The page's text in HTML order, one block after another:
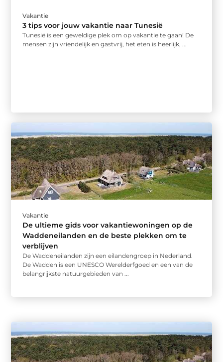
Vakantie
3 tips voor jouw vakantie naar Tunesië
Tunesië is een geweldige plek om op vakantie te gaan! De
mensen zijn vriendelijk en gastvrij, het eten is heerlijk, ...
Vakantie
De ultieme gids voor vakantiewoningen op de
Waddeneilanden en de beste plekken om te
verblijven
De Waddeneilanden zijn een eilandengroep in Nederland.
De Wadden is een UNESCO Werelderfgoed en een van de
belangrijkste natuurgebieden van ...